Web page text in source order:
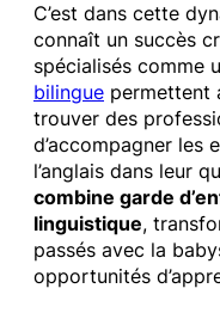
C’est dans cette
connaît un succès
spécialisés comme
bilingue permettent
trouver des
d’accompagner les
l’anglais dans leur
combine garde
linguistique,
passés avec la
opportunités